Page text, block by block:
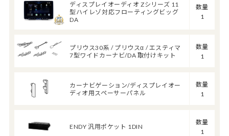
ディスプレイオーディオ Zシリーズ 11
型ハイレゾ対応フローティングビッグ
DA
数量
1
プリウス30系 / プリウスα / エスティマ
7型ワイドカーナビ/DA 取付けキット
数量
1
カーナビゲーション/ディスプレイオー
ディオ用スペーサーパネル
数量
1
ENDY 汎用ポケット 1DIN
数量
1